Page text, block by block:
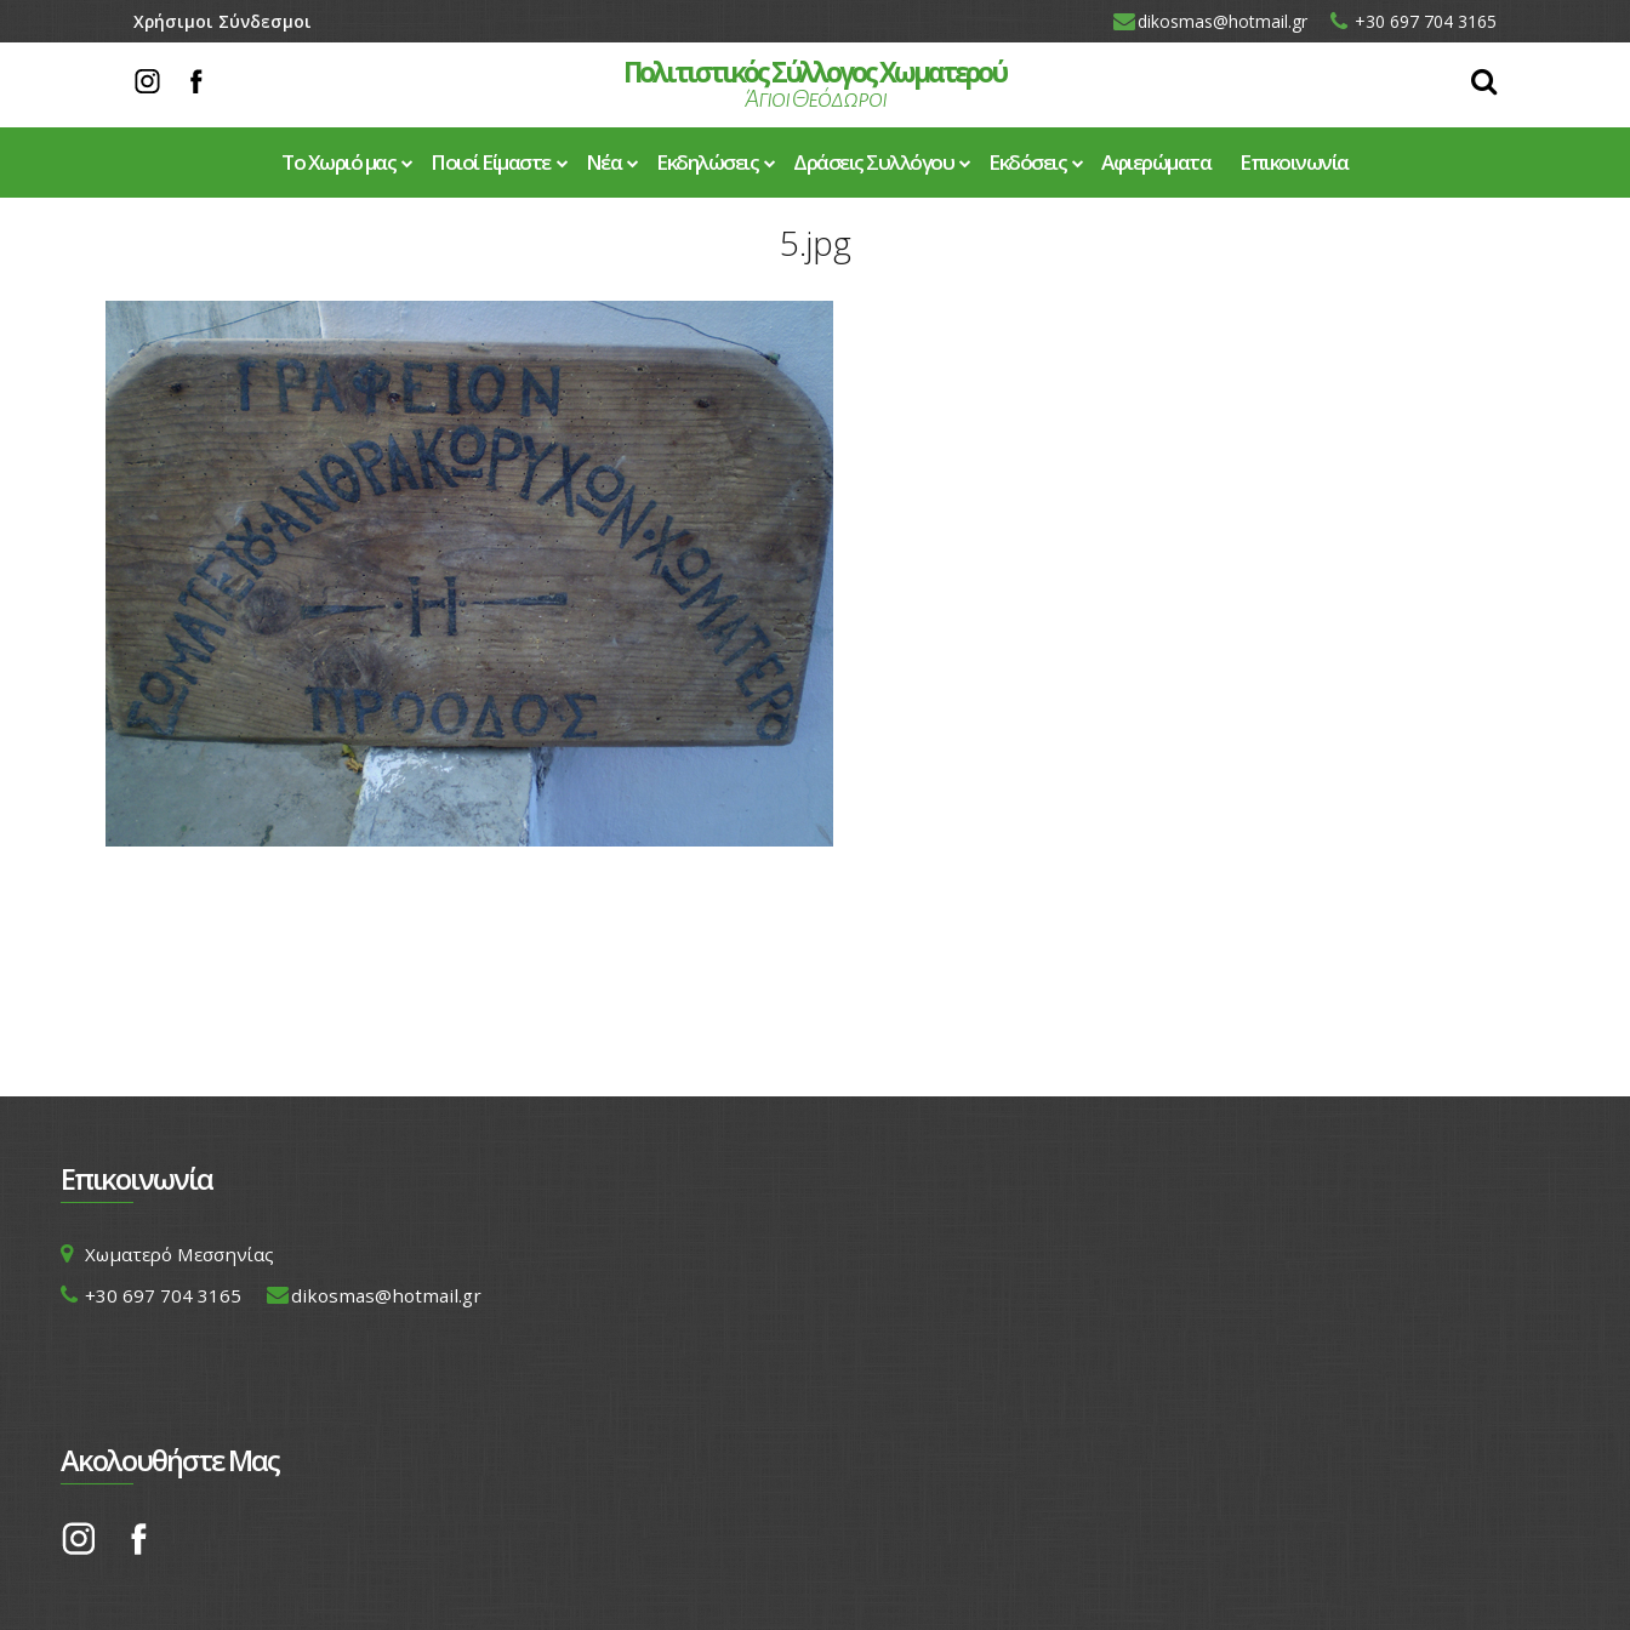
Skip to main contentΧρήσιμοι Σύνδεσμοι dikosmas@hotmail.gr +30 697 704 3165
Πολιτιστικός Σύλλογος Χωματερού
Άγιοι Θεόδωροι
Το Χωριό μας Ποιοί Είμαστε Νέα Εκδηλώσεις Δράσεις Συλλόγου Εκδόσεις Αφιερώματα Επικοινωνία
5.jpg
Επικοινωνία
Χωματερό Μεσσηνίας
+30 697 704 3165
dikosmas@hotmail.gr
Ακολουθήστε Μας